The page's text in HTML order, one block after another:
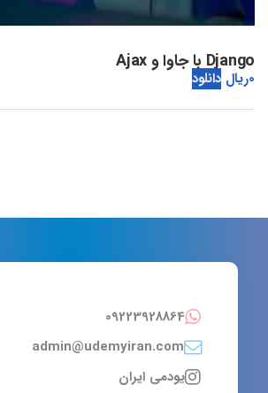
Django با جاوا و Ajax
0ریال دانلود
09223928864
admin@udemyiran.com
یودمی ایران